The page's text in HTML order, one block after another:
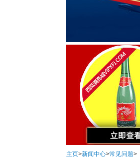
主页>新闻中心>常见问题>